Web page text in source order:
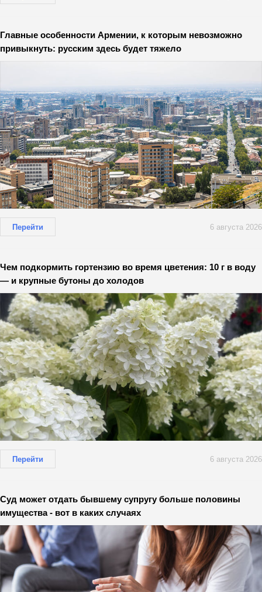
Главные особенности Армении, к которым невозможно
привыкнуть: русским здесь будет тяжело
Перейти 6 августа 2026
Чем подкормить гортензию во время цветения: 10 г в воду
— и крупные бутоны до холодов
Перейти 6 августа 2026
Суд может отдать бывшему супругу больше половины
имущества - вот в каких случаях